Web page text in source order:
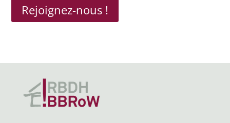
Rejoignez-nous !